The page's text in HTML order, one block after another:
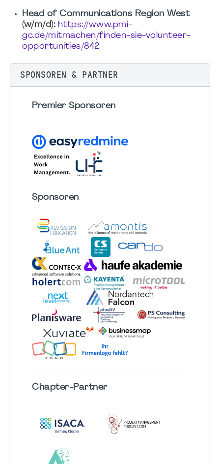
Head of Communications Region West
(w/m/d): https://www.pmi-
gc.de/mitmachen/finden-sie-volunteer-
opportunities/842
SPONSOREN & PARTNER
Premier Sponsoren
Sponsoren
Chapter-Partner